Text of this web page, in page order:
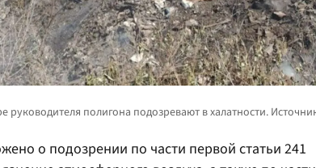
о подозрении по части первой статьи 241